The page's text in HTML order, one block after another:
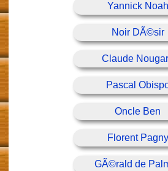
Yannick Noah
Noir DÃ©sir
Claude
Pascal
Oncle Ben
Florent Pagny
GÃ©rald de